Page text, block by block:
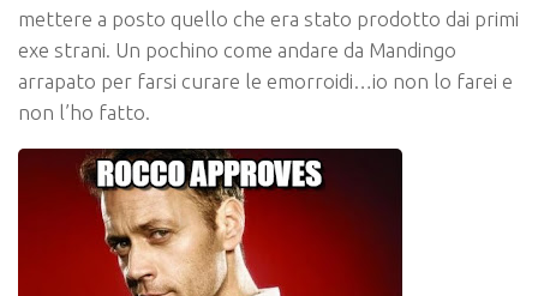
mettere a posto quello che era stato prodotto dai primi
exe strani. Un pochino come andare da Mandingo
arrapato per farsi curare le emorroidi…io non lo farei e
non l’ho fatto.